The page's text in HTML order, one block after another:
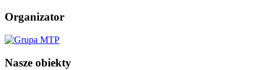
Organizator
Nasze obiekty